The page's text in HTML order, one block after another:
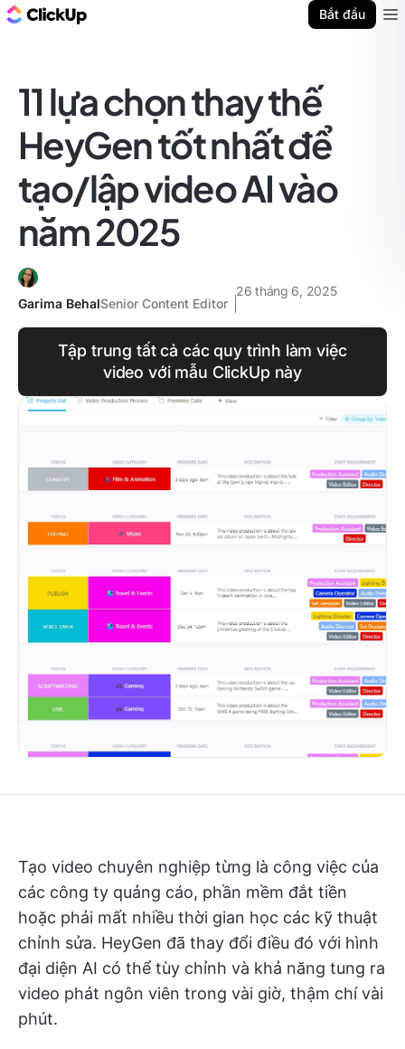
Bắt đầu
11 lựa chọn thay thế
HeyGen tốt nhất để
tạo/lập video AI vào
năm 2025
Garima BehalSenior Content Editor
26 tháng 6, 2025
Tập trung tất cả các quy trình làm việc
video với mẫu ClickUp này
Tạo video chuyên nghiệp từng là công việc của
các công ty quảng cáo, phần mềm đắt tiền
hoặc phải mất nhiều thời gian học các kỹ thuật
chỉnh sửa. HeyGen đã thay đổi điều đó với hình
đại diện AI có thể tùy chỉnh và khả năng tung ra
video phát ngôn viên trong vài giờ, thậm chí vài
phút.